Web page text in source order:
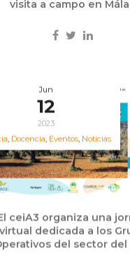
visita a campo en
Jun
12
2023
, Docencia, Eventos, Noticias
ceiA3 organiza una
virtual dedicada a los
del sector del